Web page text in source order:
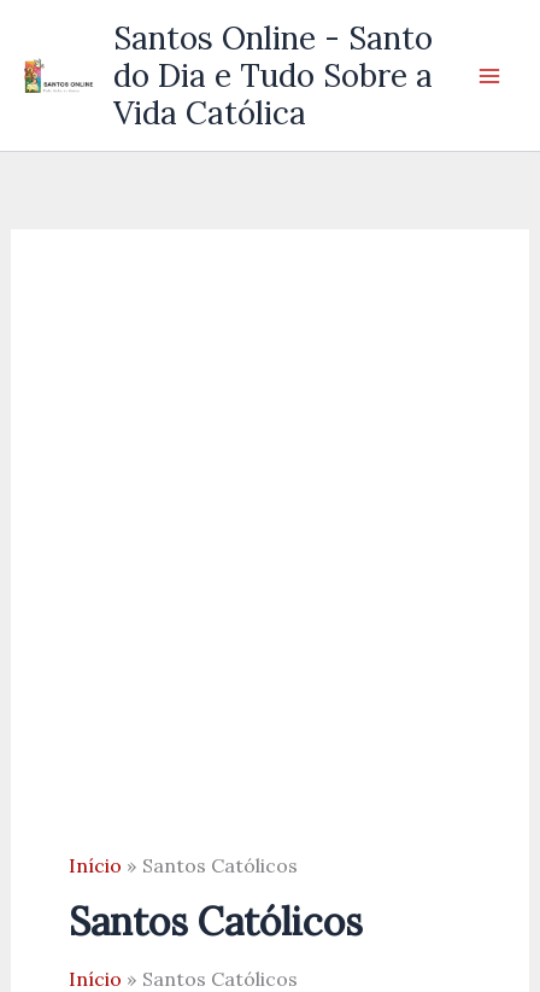
Santos Online - Santo
do Dia e Tudo Sobre a
Vida Católica
Início Santos Católicos
Santos Católicos
Início Santos Católicos